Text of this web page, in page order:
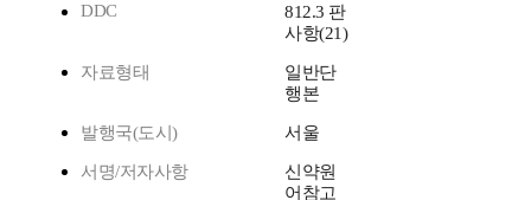
DDC
812.3 판
사항(21)
자료형태
일반단
행본
발행국(도시) 서울
서명/저자사항
신약원
어참고